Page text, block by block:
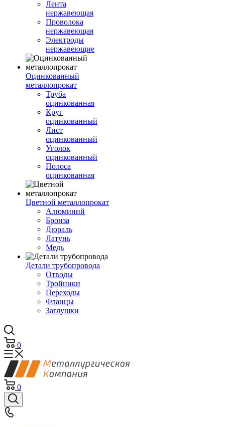
Лента
нержавеющая
Проволока
нержавеющая
Электроды
нержавеющие
Оцинкованный
металлопрокат
Труба
оцинкованная
Круг
оцинкованный
Лист
оцинкованный
Уголок
оцинкованный
Полоса
оцинкованная
Цветной металлопрокат
Алюминий
Бронза
Дюраль
Латунь
Медь
Детали трубопровода
Отводы
Тройники
Переходы
Фланцы
Заглушки
0
0